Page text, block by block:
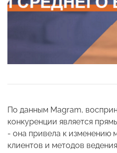
По данным Magram,
конкуренции является
- она привела к изменению
клиентов и методов